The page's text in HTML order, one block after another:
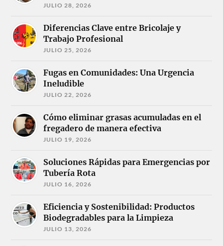
JULIO 28, 2026
Diferencias Clave entre Bricolaje y
Trabajo Profesional
JULIO 25, 2026
Fugas en Comunidades: Una Urgencia
Ineludible
JULIO 22, 2026
Cómo eliminar grasas acumuladas en el
fregadero de manera efectiva
JULIO 19, 2026
Soluciones Rápidas para Emergencias por
Tubería Rota
JULIO 16, 2026
Eficiencia y Sostenibilidad: Productos
Biodegradables para la Limpieza
JULIO 13, 2026